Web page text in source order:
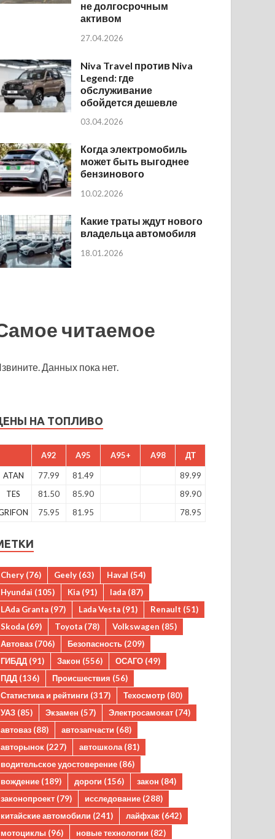
не долгосрочным
активом
27.04.2026
Niva Travel против Niva
Legend: где
обслуживание
обойдется дешевле
03.04.2026
Когда электромобиль
может быть выгоднее
бензинового
10.02.2026
Какие траты ждут нового
владельца автомобиля
18.01.2026
читаемое
Данных пока нет.
НА ТОПЛИВО
A92 A95 A95+ A98 ДТ
ATAN 77.99 81.49
89.99
TES
81.50 85.90
89.90
75.95 81.95 78.95
Chery (76) Geely (63) Haval (54)
Hyundai (105) Kia (91) lada (87)
LAda Granta (97) Lada Vesta (91) Renault (51)
Skoda (69) Toyota (78) Volkswagen (85)
Автоваз (706) Безопасность (209)
ГИБДД (91) Закон (556) ОСАГО (49)
ПДД (136) Происшествия (56)
Статистика и рейтинги (317) Техосмотр (80)
УАЗ (85) Экзамен (57) Электросамокат (74)
автоваз (88) автозапчасти (68)
авторынок (227) автошкола (81)
водительское удостоверение (86)
вождение (189) дороги (156) закон (84)
законопроект (79) исследование (288)
китайские автомобили (241) лайфхак (642)
мотоциклы (96) новые технологии (82)